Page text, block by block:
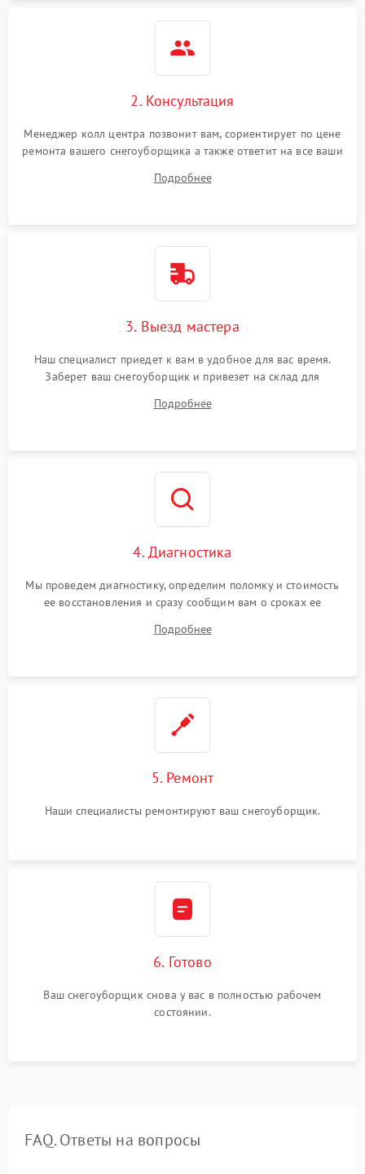
2. Консультация
Менеджер колл центра позвонит вам, сориентирует по цене
ремонта вашего снегоуборщика а также ответит на все ваши
Подробнее
3. Выезд мастера
Наш специалист приедет к вам в удобное для вас время.
Заберет ваш снегоуборщик и привезет на склад для
Подробнее
4. Диагностика
Мы проведем диагностику, определим поломку и стоимость
ее восстановления и сразу сообщим вам о сроках ее
Подробнее
5. Ремонт
Наши специалисты ремонтируют ваш снегоуборщик.
6. Готово
Ваш снегоуборщик снова у вас в полностью рабочем
состоянии.
FAQ. Ответы на вопросы